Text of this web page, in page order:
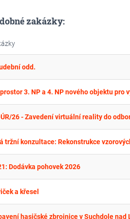
zakázky:
odd.
3. NP a 4. NP nového objektu pro
26 - Zavedení virtuální reality do
tržní konzultace: Rekonstrukce
Dodávka pohovek 2026
a křesel
hasičské zbrojnice v Suchdole nad